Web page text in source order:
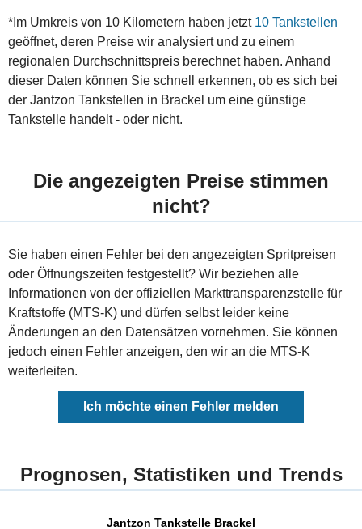
*Im Umkreis von 10 Kilometern haben jetzt 10 Tankstellen
geöffnet, deren Preise wir analysiert und zu einem
regionalen Durchschnittspreis berechnet haben. Anhand
dieser Daten können Sie schnell erkennen, ob es sich bei
der Jantzon Tankstellen in Brackel um eine günstige
Tankstelle handelt - oder nicht.
Die angezeigten Preise stimmen
nicht?
Sie haben einen Fehler bei den angezeigten Spritpreisen
oder Öffnungszeiten festgestellt? Wir beziehen alle
Informationen von der offiziellen Markttransparenzstelle für
Kraftstoffe (MTS-K) und dürfen selbst leider keine
Änderungen an den Datensätzen vornehmen. Sie können
jedoch einen Fehler anzeigen, den wir an die MTS-K
weiterleiten.
Ich möchte einen Fehler melden
Prognosen, Statistiken und Trends
Jantzon Tankstelle Brackel